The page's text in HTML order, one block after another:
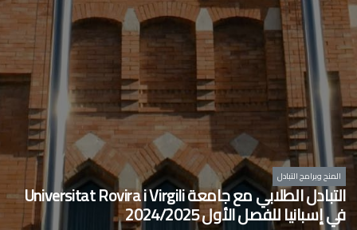
المنح وبرامج التبادل
التبادل الطلابي مع جامعة Universitat Rovira i Virgili
في إسبانيا للفصل الأول 2024/2025